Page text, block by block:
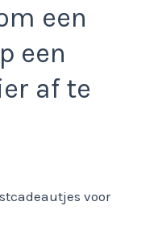
een
een
af te